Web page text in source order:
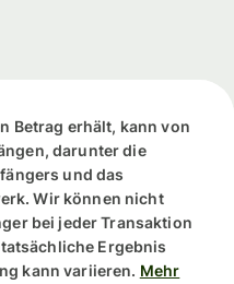
Betrag erhält, kann von
darunter die
und das
Wir können nicht
bei jeder Transaktion
Ergebnis
kann variieren. Mehr